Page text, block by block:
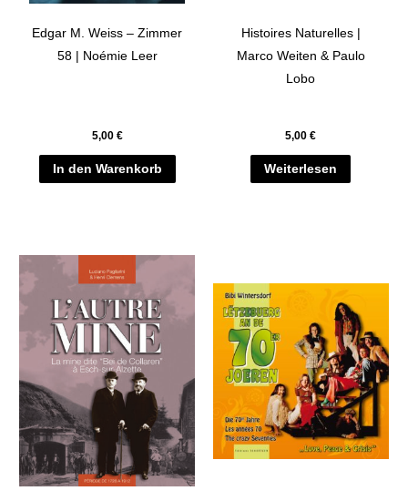
Edgar M. Weiss – Zimmer
58 | Noémie Leer
5,00 €
In den Warenkorb
Histoires Naturelles |
Marco Weiten & Paulo
Lobo
5,00€
Weiterlesen